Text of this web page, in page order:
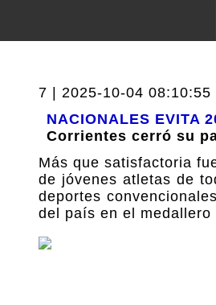
7 | 2025-10-04 08:10:55
NACIONALES EVITA
Corrientes cerró su
Más que satisfactoria
de jóvenes atletas de
deportes
del país en el medallero